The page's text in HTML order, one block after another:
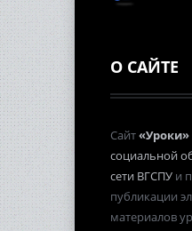
О САЙТЕ
Сайт«Уроки»
социальной
сети ВГСПУ и
публикации
материалов